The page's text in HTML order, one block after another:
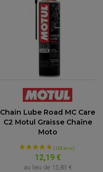
Chain Lube Road MC Care
C2 Motul Graisse Chaîne
Moto
12,19 €
au lieu de 15,83 €